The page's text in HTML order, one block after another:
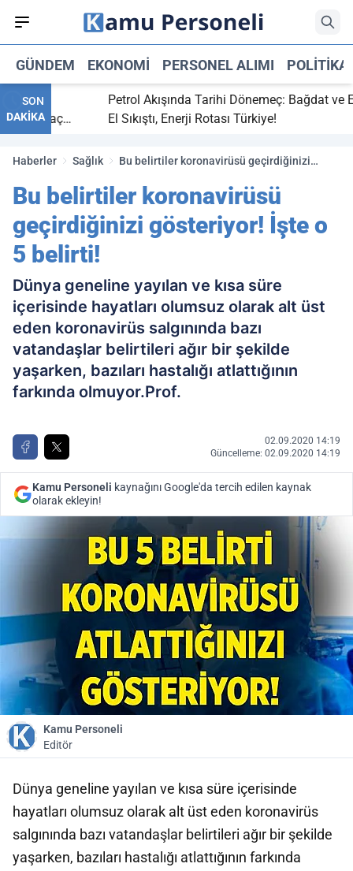
GÜNDEM EKONOMI PERSONEL ALIMI POLITIKA
SON
DAKİKA
bitti,
maç
Petrol Akışında Tarihi Dönemeç: Bağdat ve Erbil
El Sıkıştı, Enerji Rotası Türkiye!
Haberler Sağlık
Bu belirtiler koronavirüsü geçirdiğinizi
Bu belirtiler koronavirüsü
geçirdiğinizi gösteriyor! İşte o
5 belirti!
Dünya geneline yayılan ve kısa süre
içerisinde hayatları olumsuz olarak alt üst
eden koronavirüs salgınında bazı
vatandaşlar belirtileri ağır bir şekilde
yaşarken, bazıları hastalığı atlattığının
farkında olmuyor.Prof.
02.09.2020 14:19
Güncelleme: 02.09.2020 14:19
Kamu Personeli kaynağını Google'da tercih edilen kaynak
olarak ekleyin!
Kamu Personeli
Editör
Dünya geneline yayılan ve kısa süre içerisinde
hayatları olumsuz olarak alt üst eden koronavirüs
salgınında bazı vatandaşlar belirtileri ağır bir şekilde
yaşarken, bazıları hastalığı atlattığının farkında